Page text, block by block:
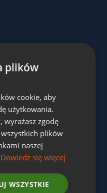
plików
cookie, aby
użytkowania.
wyrażasz zgodę
plików
naszej
Dowiedz się więcej
WSZYSTKIE